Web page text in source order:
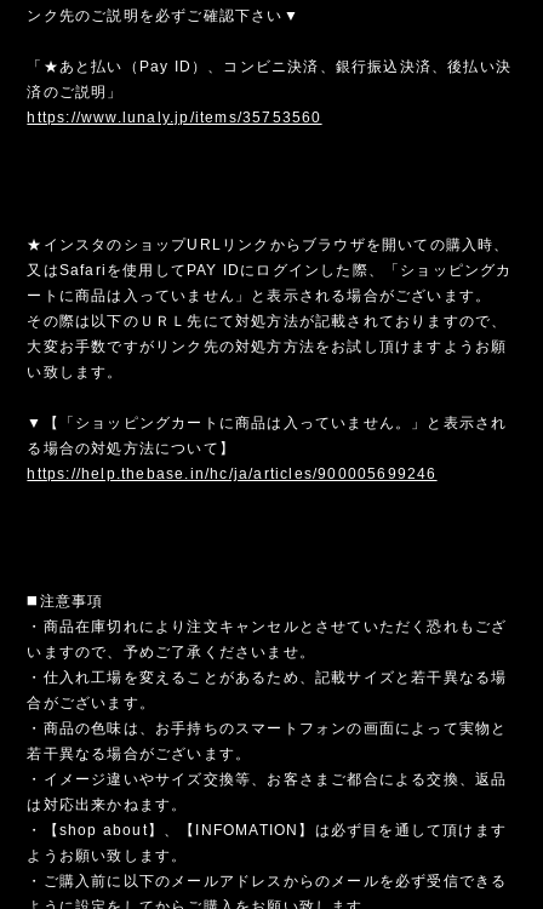
ンク先のご説明を必ずご確認下さい▼
「★あと払い（Pay ID）、コンビニ決済、銀行振込決済、後払い決
済のご説明」
https://www.lunaly.jp/items/35753560
★インスタのショップURLリンクからブラウザを開いての購入時、
又はSafariを使用してPAY IDにログインした際、「ショッピングカ
ートに商品は入っていません」と表示される場合がございます。
その際は以下のＵＲＬ先にて対処方法が記載されておりますので、
大変お手数ですがリンク先の対処方方法をお試し頂けますようお願
い致します。
▼【「ショッピングカートに商品は入っていません。」と表示され
る場合の対処方法について】
https://help.thebase.in/hc/ja/articles/900005699246
◼️注意事項
・商品在庫切れにより注文キャンセルとさせていただく恐れもござ
いますので、予めご了承くださいませ。
・仕入れ工場を変えることがあるため、記載サイズと若干異なる場
合がございます。
・商品の色味は、お手持ちのスマートフォンの画面によって実物と
若干異なる場合がございます。
・イメージ違いやサイズ交換等、お客さまご都合による交換、返品
は対応出来かねます。
・【shop about】、【INFOMATION】は必ず目を通して頂けます
ようお願い致します。
・ご購入前に以下のメールアドレスからのメールを必ず受信できる